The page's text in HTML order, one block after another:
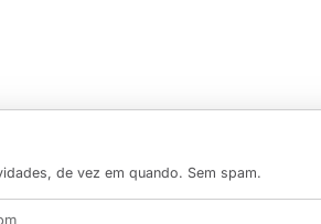
de vez em quando. Sem spam.